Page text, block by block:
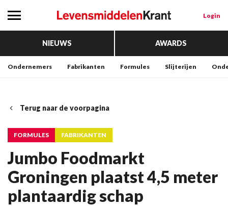
Login
NIEUWS AWARDS
Ondernemers Fabrikanten Formules Slijterijen
Terug naar de voorpagina
FORMULES FABRIKANTEN
Jumbo Foodmarkt
Groningen plaatst 4,5 meter
plantaardig schap